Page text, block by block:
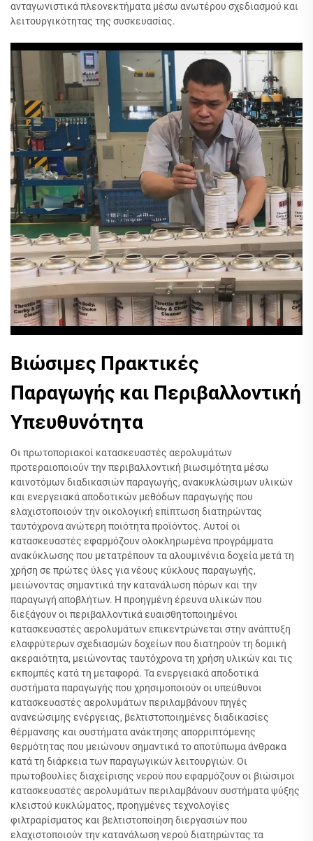
ανταγωνιστικά πλεονεκτήματα μέσω ανωτέρου σχεδιασμού και
λειτουργικότητας της συσκευασίας.
Βιώσιμες Πρακτικές
Παραγωγής και Περιβαλλοντική
Υπευθυνότητα
Οι πρωτοποριακοί κατασκευαστές αερολυμάτων
προτεραιοποιούν την περιβαλλοντική βιωσιμότητα μέσω
καινοτόμων διαδικασιών παραγωγής, ανακυκλώσιμων υλικών
και ενεργειακά αποδοτικών μεθόδων παραγωγής που
ελαχιστοποιούν την οικολογική επίπτωση διατηρώντας
ταυτόχρονα ανώτερη ποιότητα προϊόντος. Αυτοί οι
κατασκευαστές εφαρμόζουν ολοκληρωμένα προγράμματα
ανακύκλωσης που μετατρέπουν τα αλουμινένια δοχεία μετά τη
χρήση σε πρώτες ύλες για νέους κύκλους παραγωγής,
μειώνοντας σημαντικά την κατανάλωση πόρων και την
παραγωγή αποβλήτων. Η προηγμένη έρευνα υλικών που
διεξάγουν οι περιβαλλοντικά ευαισθητοποιημένοι
κατασκευαστές αερολυμάτων επικεντρώνεται στην ανάπτυξη
ελαφρύτερων σχεδιασμών δοχείων που διατηρούν τη δομική
ακεραιότητα, μειώνοντας ταυτόχρονα τη χρήση υλικών και τις
εκπομπές κατά τη μεταφορά. Τα ενεργειακά αποδοτικά
συστήματα παραγωγής που χρησιμοποιούν οι υπεύθυνοι
κατασκευαστές αερολυμάτων περιλαμβάνουν πηγές
ανανεώσιμης ενέργειας, βελτιστοποιημένες διαδικασίες
θέρμανσης και συστήματα ανάκτησης απορριπτόμενης
θερμότητας που μειώνουν σημαντικά το αποτύπωμα άνθρακα
κατά τη διάρκεια των παραγωγικών λειτουργιών. Οι
πρωτοβουλίες διαχείρισης νερού που εφαρμόζουν οι βιώσιμοι
κατασκευαστές αερολυμάτων περιλαμβάνουν συστήματα ψύξης
κλειστού κυκλώματος, προηγμένες τεχνολογίες
φιλτραρίσματος και βελτιστοποίηση διεργασιών που
ελαχιστοποιούν την κατανάλωση νερού διατηρώντας τα